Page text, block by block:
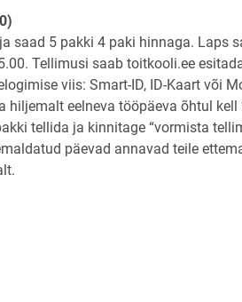
saad 5 pakki 4 paki hinnaga. Laps
Tellimusi saab toitkooli.ee
viis: Smart-ID, ID-Kaart või
hiljemalt eelneva tööpäeva õhtul
tellida ja kinnitage “vormista
päevad annavad teile